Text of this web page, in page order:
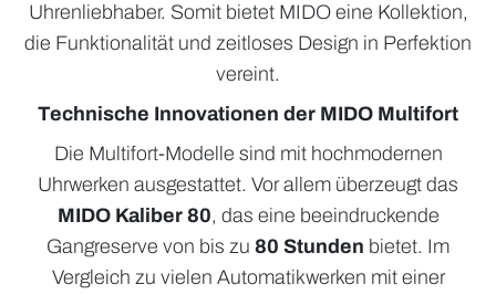
Uhrenliebhaber. Somit bietet MIDO eine Kollektion,
die Funktionalität und zeitloses Design in Perfektion
vereint.
Technische Innovationen der MIDO Multifort
Die Multifort-Modelle sind mit hochmodernen
Uhrwerken ausgestattet. Vor allem überzeugt das
MIDO Kaliber 80, das eine beeindruckende
Gangreserve von bis zu 80 Stunden bietet. Im
Vergleich zu vielen Automatikwerken mit einer